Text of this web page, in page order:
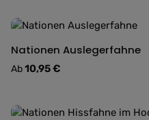
Nationen Auslegerfahne
Regulärer Preis:
Ab10,95 €